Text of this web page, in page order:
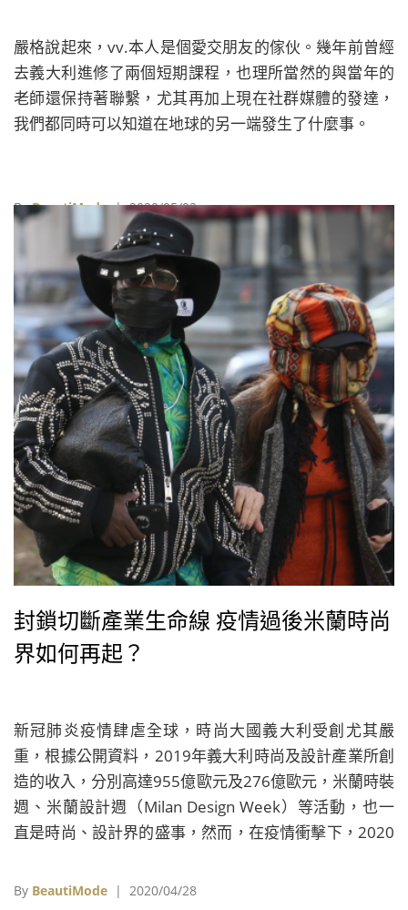
嚴格說起來，vv.本人是個愛交朋友的傢伙。幾年前曾經
去義大利進修了兩個短期課程，也理所當然的與當年的
老師還保持著聯繫，尤其再加上現在社群媒體的發達，
我們都同時可以知道在地球的另一端發生了什麼事。
ByBeautiMode| 2020/05/02
封鎖切斷產業生命線 疫情過後米蘭時尚
界如何再起？
新冠肺炎疫情肆虐全球，時尚大國義大利受創尤其嚴
重，根據公開資料，2019年義大利時尚及設計產業所創
造的收入，分別高達955億歐元及276億歐元，米蘭時裝
週、米蘭設計週（Milan Design Week）等活動，也一
直是時尚、設計界的盛事，然而，在疫情衝擊下，2020
賴它們生存的服務業，面臨沉重的損失。
By BeautiMode | 2020/04/28